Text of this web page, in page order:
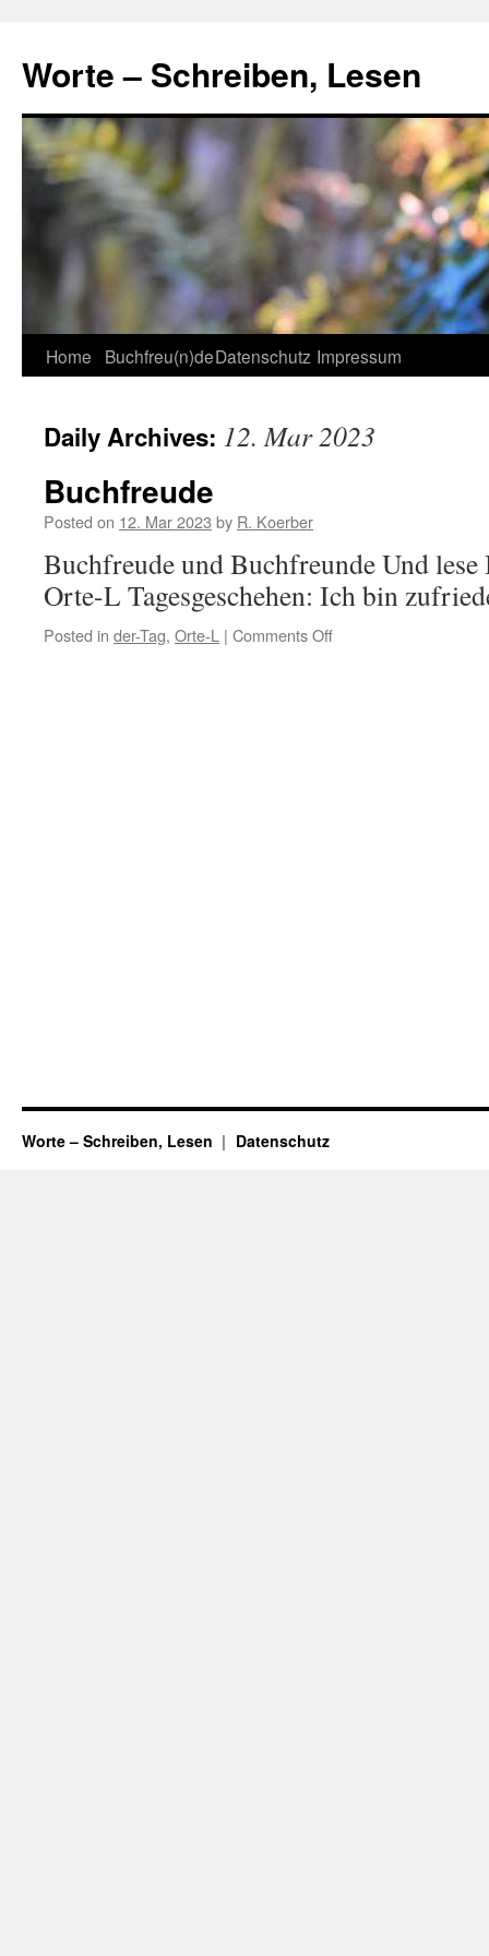
content
Worte – Schreiben, Lesen
Home Buchfreu(n)deDatenschutz Impressum
Daily Archives: 12. Mar 2023
Buchfreude
Posted on 12. Mar 2023 by R. Koerber
Buchfreude und Buchfreunde Und lese
Orte-L Tagesgeschehen: Ich bin
Posted in der-Tag, Orte-L | Comments Off
Worte – Schreiben, Lesen Datenschutz